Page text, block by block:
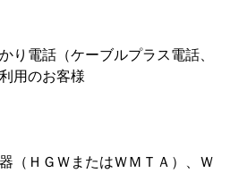
電話（ケーブルプラス電話、
用のお客様
（ＨＧＷまたはＷＭＴＡ）、Ｗ